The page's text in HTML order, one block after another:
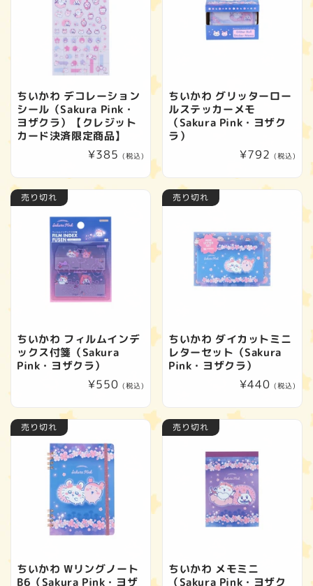
ちいかわ デコレーション
シール（Sakura Pink・
ヨザクラ）【クレジット
カード決済限定商品】
通
価
¥385 (税込)
ちいかわ グリッターロー
ルステッカーメモ
（Sakura Pink・ヨザク
ラ）
通
¥792 (税込)
売り切れ
ちいかわ フィルムインデ
ックス付箋（Sakura
Pink・ヨザクラ）
通
¥550 (税込)
売り切れ
ちいかわ ダイカットミニ
レターセット（Sakura
Pink・ヨザクラ）
通
価
¥440 (税込)
売り切れ
ちいかわ Wリングノート
B6（Sakura Pink・ヨザ
売り切れ
ちいかわ メモミニ
（Sakura Pink・ヨザク